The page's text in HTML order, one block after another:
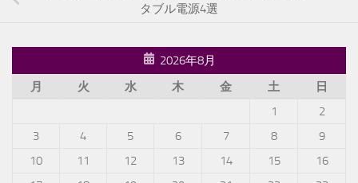
タブル電源4選
2026年8月
月
火 水 木 金 土
日
1
2
3
4 5 6 7 8
9
10
11 12 13 14 15
16